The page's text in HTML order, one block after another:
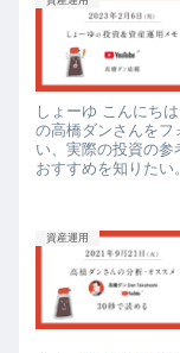
しょーゆ こんにち
の高橋ダンさんをフ
い、実際の投資の参
おすすめを知りたい
資産運用